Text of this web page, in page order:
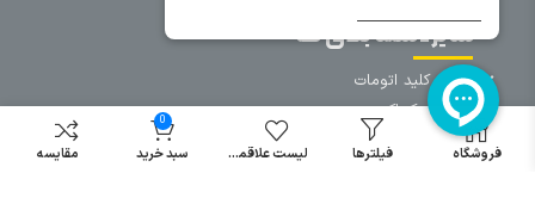
سایر دسته بندی ها
خرید کلید اتومات
خرید کنتاکتور
خرید فیوز
مینیاتوری
فروشگاه فیلترها لیست علاقمندی
0
سبد خرید مقایسه